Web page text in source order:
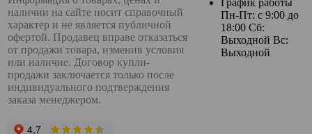
наличии на сайте носит справочный
характер и не является публичной
офертой. Продавец вправе отказаться
от продажи товара, изменив условия
или наличие. Договор купли-
продажи заключается только после
индивидуального подтверждения
заказа менеджером.
Пн-Пт: с 9:00 до
18:00 Сб:
Выходной Вс:
Выходной